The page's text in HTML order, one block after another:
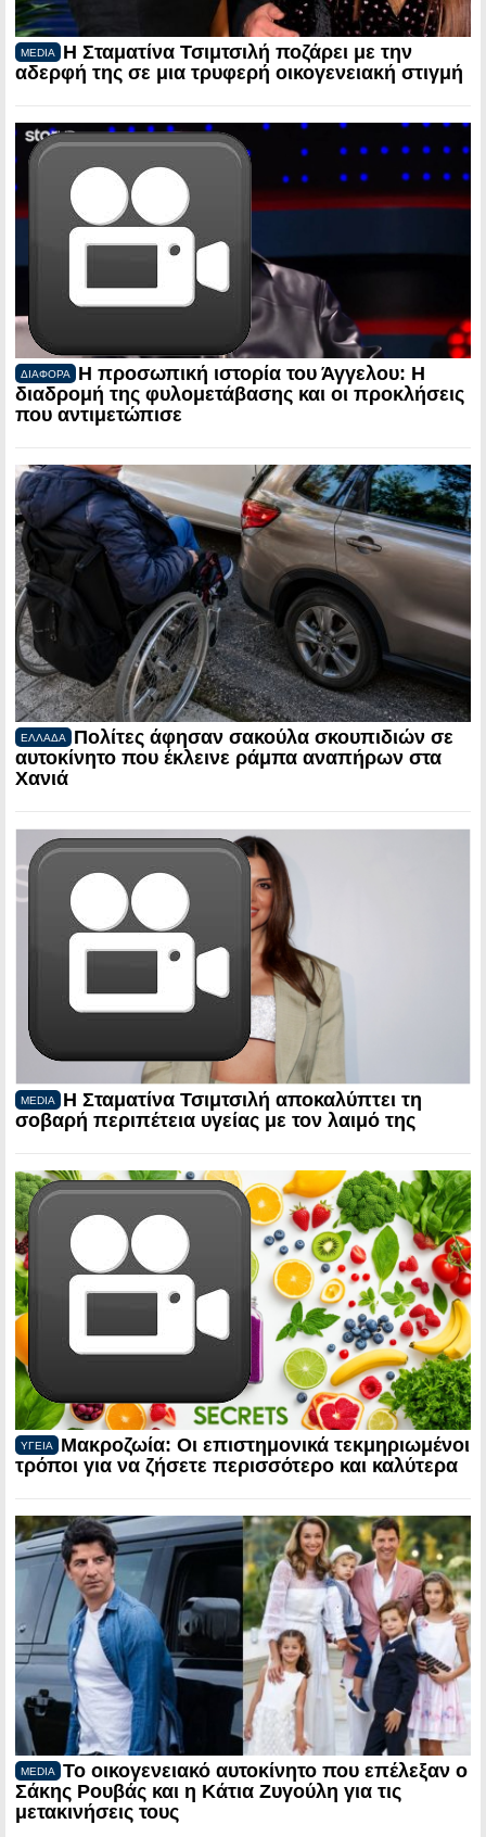
MEDIA
Η Σταματίνα Τσιμτσιλή ποζάρει με την
αδερφή της σε μια τρυφερή οικογενειακή στιγμή
ΔΙΑΦΟΡΑ
Η προσωπική ιστορία του Άγγελου: Η
διαδρομή της φυλομετάβασης και οι προκλήσεις
που αντιμετώπισε
ΕΛΛΑΔΑ
Πολίτες άφησαν σακούλα σκουπιδιών σε
αυτοκίνητο που έκλεινε ράμπα αναπήρων στα
Χανιά
MEDIA
Η Σταματίνα Τσιμτσιλή αποκαλύπτει τη
σοβαρή περιπέτεια υγείας με τον λαιμό της
ΥΓΕΙΑ
Μακροζωία: Οι επιστημονικά τεκμηριωμένοι
τρόποι για να ζήσετε περισσότερο και καλύτερα
MEDIA
Το οικογενειακό αυτοκίνητο που επέλεξαν ο
Σάκης Ρουβάς και η Κάτια Ζυγούλη για τις
μετακινήσεις τους